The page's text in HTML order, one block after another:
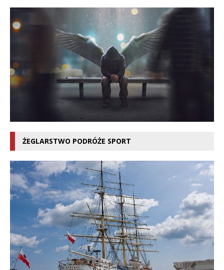
ŻEGLARSTWO PODRÓŻE SPORT